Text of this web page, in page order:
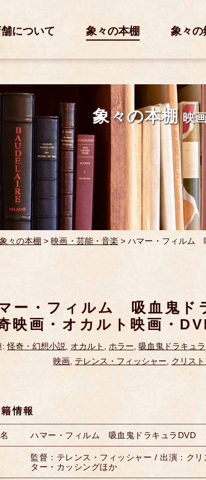
について 象々の本棚 象々の
象々の本棚 映
象々の本棚 >映画・芸能・音楽 >ハマー・フィルム
ー・フィルム 吸血鬼ド
映画・オカルト映画・
:怪奇・幻想小説, オカルト , ホラー, 吸血鬼ドラキュラ
映画, テレンス・フィッシャー, クリス
情報
ハマー・フィルム 吸血鬼ドラキュラDVD
監督：テレンス・フィッシャー / 出演：ク
ター・カッシングほか